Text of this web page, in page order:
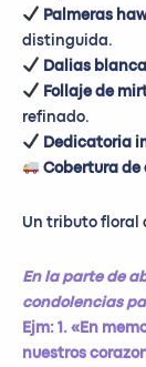
Palmeras
distinguida.
Dalias
Follaje de
refinado.
Dedicatoria
Cobertura de
Un tributo floral
En la parte de
condolencias
Ejm: 1. «En
nuestros